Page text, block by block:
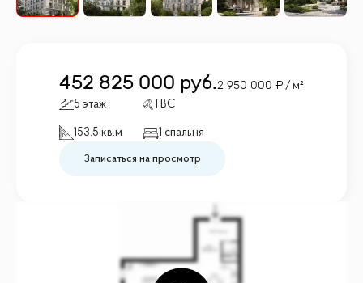
452 825 000 руб.2 950 000 / м²
5 этаж TBC
153.5 кв.м 1 спальня
Записаться на просмотр